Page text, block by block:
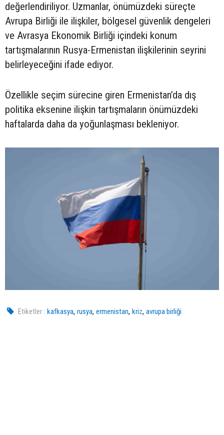
değerlendiriliyor. Uzmanlar, önümüzdeki süreçte
Avrupa Birliği ile ilişkiler, bölgesel güvenlik dengeleri
ve Avrasya Ekonomik Birliği içindeki konum
tartışmalarının Rusya-Ermenistan ilişkilerinin seyrini
belirleyeceğini ifade ediyor.
Özellikle seçim sürecine giren Ermenistan’da dış
politika eksenine ilişkin tartışmaların önümüzdeki
haftalarda daha da yoğunlaşması bekleniyor.
Etiketler : kafkasya,rusya,ermenistan,kriz,avrupa birliği